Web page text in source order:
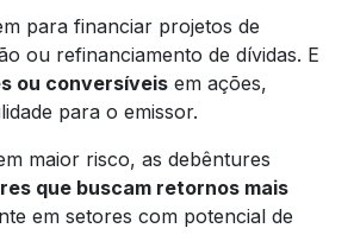
para financiar projetos de
ou refinanciamento de dívidas. E
ou conversíveis em ações,
para o emissor.
maior risco, as debêntures
que buscam retornos mais
em setores com potencial de